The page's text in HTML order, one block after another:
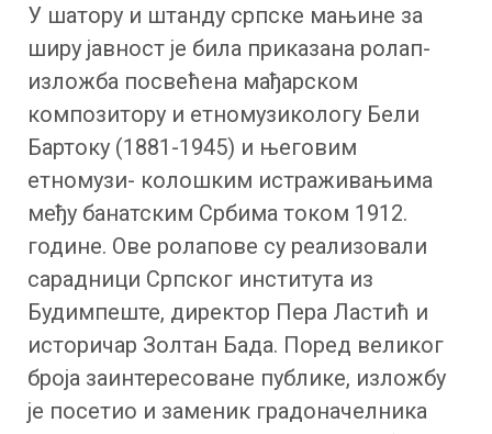
У шатору и штанду српске мањине за
ширу јавност је била приказана ролап-
изложба посвећена мађарском
композитору и етномузикологу Бели
Бартоку (1881-1945) и његовим
етномузи- колошким истраживањима
међу банатским Србима током 1912.
године. Ове ролапове су реализовали
сарадници Српског института из
Будимпеште, директор Пера Ластић и
историчар Золтан Бада. Поред великог
броја заинтересоване публике, изложбу
је посетио и заменик градоначелника